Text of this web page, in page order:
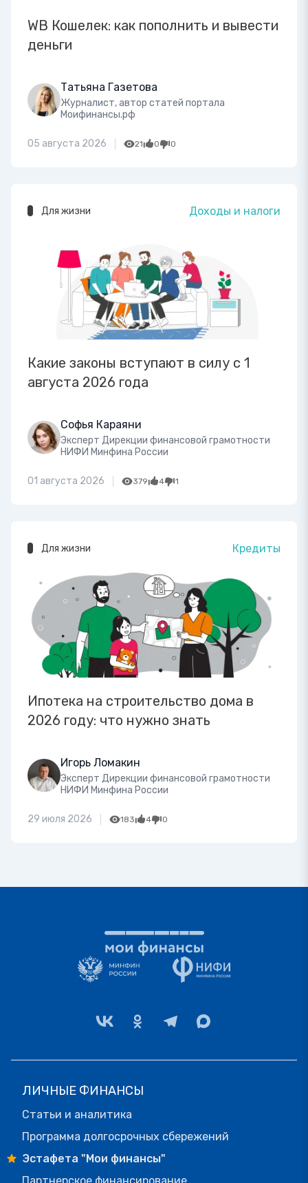
WB Кошелек: как пополнить и вывести
деньги
Татьяна Газетова
Журналист, автор статей портала
Моифинансы.рф
05 августа 2026 21 0 0
Для жизни Доходы и налоги
Какие законы вступают в силу с 1
августа 2026 года
Софья Караяни
Эксперт Дирекции финансовой грамотности
НИФИ Минфина России
01 августа 2026 379 4 1
Для жизни Кредиты
Ипотека на строительство дома в
2026 году: что нужно знать
Игорь Ломакин
Эксперт Дирекции финансовой грамотности
НИФИ Минфина России
29 июля 2026 183 4 0
ЛИЧНЫЕ ФИНАНСЫ
Статьи и аналитика
Программа долгосрочных сбережений
Эстафета "Мои финансы"